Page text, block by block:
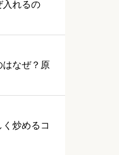
入れるの
はなぜ？原
炒めるコ